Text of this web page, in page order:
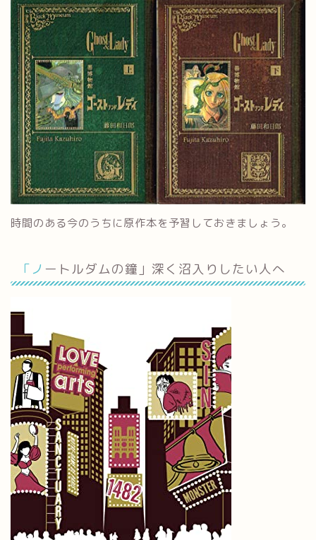
時間のある今のうちに原作本を予習しておきましょう。
「ノートルダムの鐘」深く沼入りしたい人へ